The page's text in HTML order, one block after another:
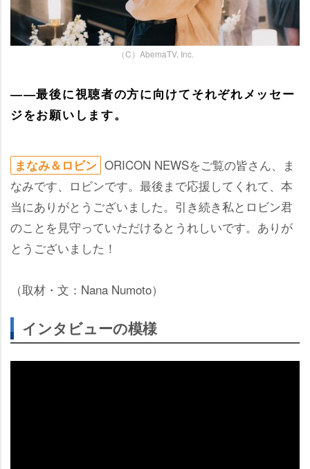
（C）AbemaTV, Inc.
――最後に視聴者の方に向けてそれぞれメッセー
ジをお願いします。
まなみ＆ロビン ORICON NEWSをご覧の皆さん、ま
なみです、ロビンです。最後まで応援してくれて、本
当にありがとうございました。引き続き私とロビン君
のことを見守っていただけるとうれしいです。ありが
とうございました！
（取材・文：Nana Numoto）
インタビューの模様